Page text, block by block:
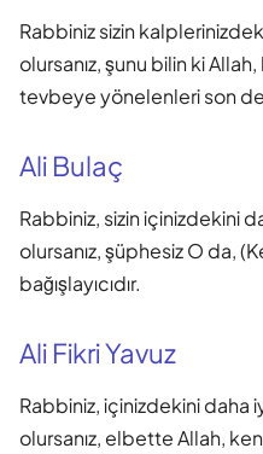
Rabbiniz sizin
olursanız, şunu bilin ki
tevbeye yönelenleri son
Ali Bulaç
Rabbiniz, sizin içinizdekini
olursanız, şüphesiz O da,
bağışlayıcıdır.
Ali Fikri Yavuz
Rabbiniz, içinizdekini daha
olursanız, elbette Allah,